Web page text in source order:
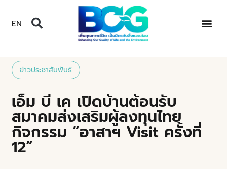
EN
ข่าวประชาสัมพันธ์
เอ็ม บี เค เปิดบ้านต้อนรับ
สมาคมส่งเสริมผู้ลงทุนไทย
กิจกรรม “อาสาฯ Visit ครั้งที่
12”